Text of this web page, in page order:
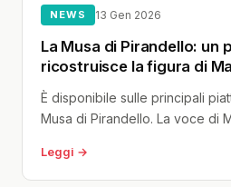
NEWS 13 Gen 2026
La Musa di Pirandello: un
ricostruisce la figura di
È disponibile sulle principali
Musa di Pirandello. La voce di
Leggi →